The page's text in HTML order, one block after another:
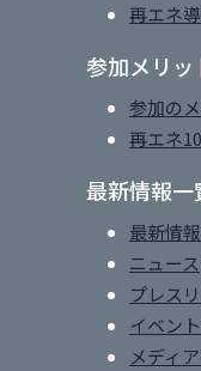
再エネ
参加メリッ
参加の
再エネ
最新情報一
最新情
ニュース
プレス
イベン
メディ